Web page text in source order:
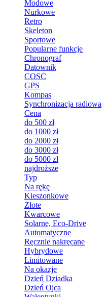
Modowe
Nurkowe
Retro
Skeleton
Sportowe
Popularne funkcje
Chronograf
Datownik
COSC
GPS
Kompas
Synchronizacja radiowa
Cena
do 500 zł
do 1000 zł
do 2000 zł
do 3000 zł
do 5000 zł
najdroższe
Typ
Na rękę
Kieszonkowe
Złote
Kwarcowe
Solarne, Eco-Drive
Automatyczne
Ręcznie nakręcane
Hybrydowe
Limitowane
Na okazje
Dzień Dziadka
Dzień Ojca